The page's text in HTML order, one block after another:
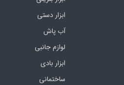
ابزار دستی
آب پاش
لوازم جانبی
ابزار بادی
ساختمانی